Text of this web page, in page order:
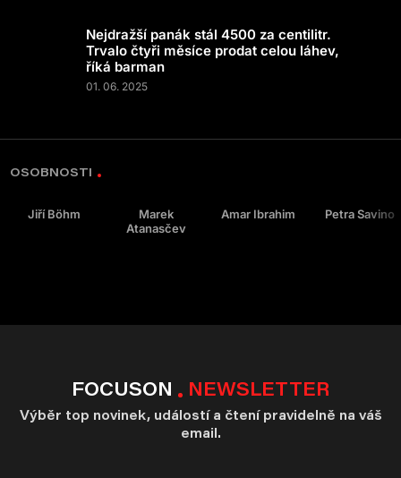
Nejdražší panák stál 4500 za centilitr.
Trvalo čtyři měsíce prodat celou láhev,
říká barman
01. 06. 2025
OSOBNOSTI
Jiří Böhm
Marek
Atanasčev
Amar Ibrahim Petra Savino
FOCUSON NEWSLETTER
Výběr top novinek, událostí a čtení pravidelně na váš
email.